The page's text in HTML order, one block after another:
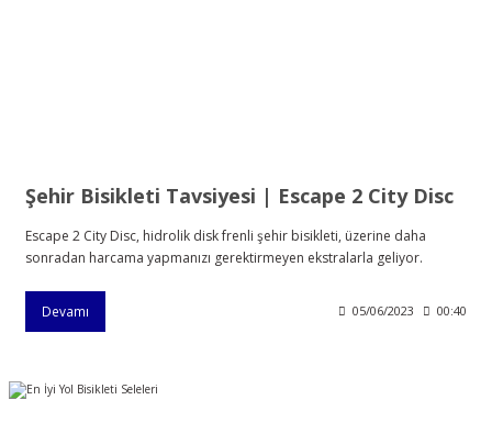
Şehir Bisikleti Tavsiyesi | Escape 2 City Disc
Escape 2 City Disc, hidrolik disk frenli şehir bisikleti, üzerine daha
sonradan harcama yapmanızı gerektirmeyen ekstralarla geliyor.
Devamı 05/06/2023 00:40